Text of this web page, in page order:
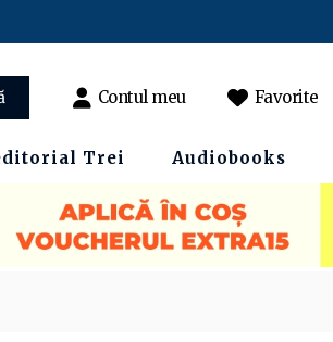
Contul meu Favorite
Trei Audiobooks